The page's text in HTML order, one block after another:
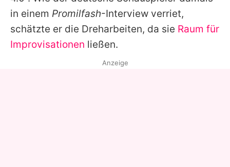
in einem Promilfash-Interview verriet,
schätzte er die Dreharbeiten, da sie Raum für
Improvisationen ließen.
Anzeige